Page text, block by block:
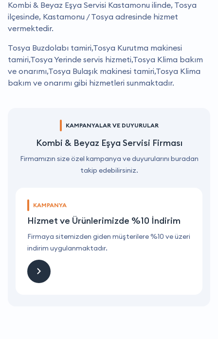
Kombi & Beyaz Eşya Servisi Kastamonu ilinde, Tosya
ilçesinde, Kastamonu / Tosya adresinde hizmet
vermektedir.
Tosya Buzdolabı tamiri,Tosya Kurutma makinesi
tamiri,Tosya Yerinde servis hizmeti,Tosya Klima bakım
ve onarımı,Tosya Bulaşık makinesi tamiri,Tosya Klima
bakım ve onarımı gibi hizmetleri sunmaktadır.
KAMPANYALAR VE DUYURULAR
Kombi & Beyaz Eşya Servisi Firması
Firmamızın size özel kampanya ve duyurularını buradan
takip edebilirsiniz.
KAMPANYA
Hizmet ve Ürünlerimizde %10 İndirim
Firmaya sitemizden giden müşterilere %10 ve üzeri
indirim uygulanmaktadır.